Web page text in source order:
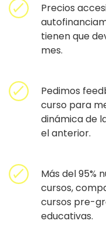
Precios
tienen que
mes.
Pedimos
curso para
dinámica de
el anterior.
Más del 95%
cursos,
cursos pre-
educativas.